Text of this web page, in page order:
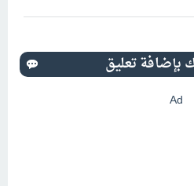
Ad